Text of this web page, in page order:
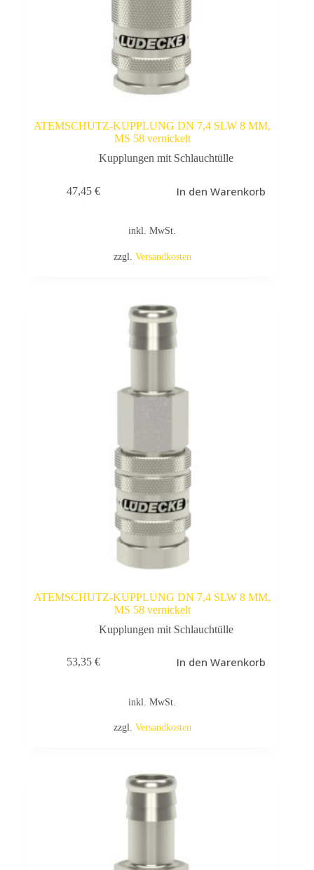
ATEMSCHUTZ-KUPPLUNG DN 7,4 SLW 8 MM,
MS 58 vernickelt
Kupplungen mit Schlauchtülle
47,45 € In den Warenkorb
inkl. MwSt.
zzgl. Versandkosten
ATEMSCHUTZ-KUPPLUNG DN 7,4 SLW 8 MM,
MS 58 vernickelt
Kupplungen mit Schlauchtülle
53,35 € In den Warenkorb
inkl. MwSt.
zzgl. Versandkosten